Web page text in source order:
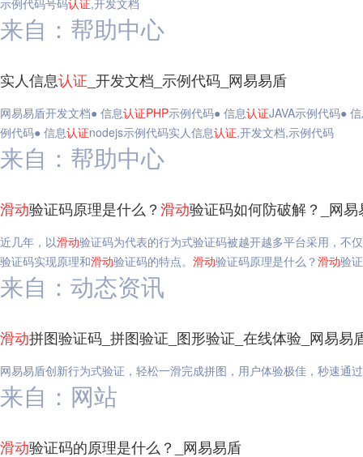
示例代码号码认证,开发文档
来自：帮助中心
实人信息认证 _开发文档_示例代码_网易易盾
网易易盾开发文档● 信息认证PHP示例代码● 信息认证JAVA示例代码●
例代码● 信息认证nodejs示例代码实人信息认证,开发文档,示例代码
来自：帮助中心
滑动验证码原理是什么？滑动验证码如何防破解？_网易
近几年，以滑动验证码为代表的行为式验证码被越开越多平台采用，不
验证码实现原理和滑动验证码的特点。 滑动验证码原理是什么？ 滑动验
来自：动态资讯
滑动拼图验证码_拼图验证_图形验证_在线体验_网易易
网易易盾创新行为式验证，轻松一滑完成拼图，用户体验极佳，秒速通
来自：网站
滑动验证码的原理是什么？_网易易盾